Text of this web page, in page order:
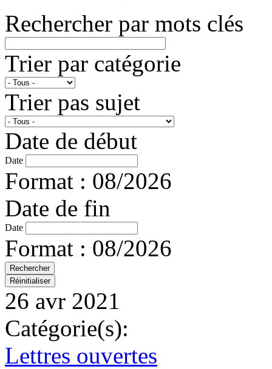
Rechercher par mots clés
Trier par catégorie
Trier pas sujet
Date de début
Date
Format : 08/2026
Date de fin
Date
Format : 08/2026
26 avr 2021
Catégorie(s):
Lettres ouvertes